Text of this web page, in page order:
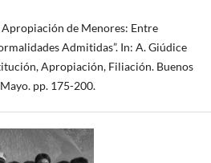
Apropiación de Menores: Entre
Admitidas”. In: A. Giúdice
Apropiación, Filiación. Buenos
pp. 175-200.